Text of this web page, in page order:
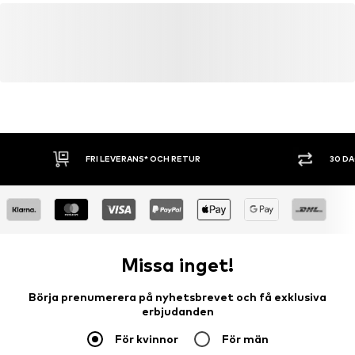
FRI LEVERANS* OCH RETUR 30
Missa inget!
Börja prenumerera på nyhetsbrevet och få exklusiva
erbjudanden
För kvinnor För män